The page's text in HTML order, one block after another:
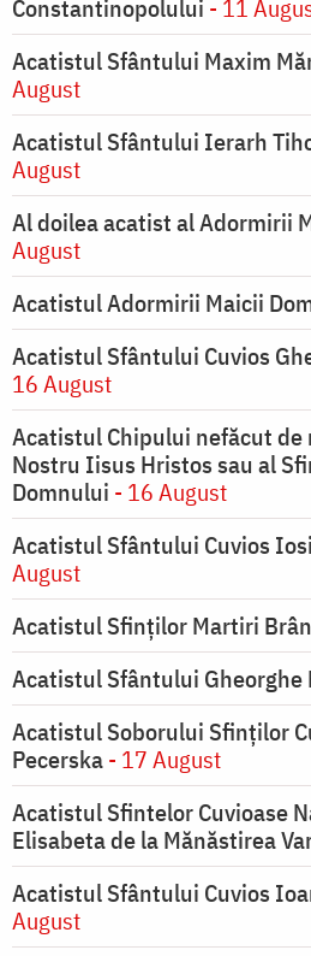
Constantinopolului - 11
Acatistul Sfântului Maxim
August
Acatistul Sfântului Ierarh
August
Al doilea acatist al Adormirii
August
Acatistul Adormirii Maicii
Acatistul Sfântului Cuvios
16 August
Acatistul Chipului nefăcut de
Nostru Iisus Hristos sau al
Domnului - 16 August
Acatistul Sfântului Cuvios
August
Acatistul Sfinților Martiri
Acatistul Sfântului Gheorghe
Acatistul Soborului Sfinților
Pecerska- 17 August
Acatistul Sfintelor Cuvioase
Elisabeta de la Mănăstirea
Acatistul Sfântului Cuvios
August